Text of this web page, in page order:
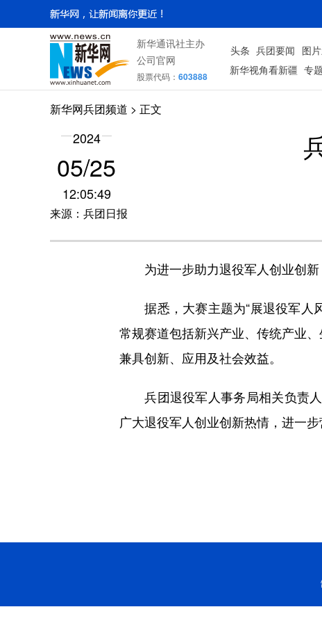
新华通讯社主办
公司官网
股票代码： 603888
头条 兵团要闻 图
新华视角看新疆 专题
新华网兵团频道 > 正文
2024
05/25
12:05:49
来源：兵团日报
为进一步助力退役军人创业创新
据悉，大赛主题为“展退役军人
常规赛道包括新兴产业、传统产业
兼具创新、应用及社会效益。
兵团退役军人事务局相关负责人
广大退役军人创业创新热情，进一